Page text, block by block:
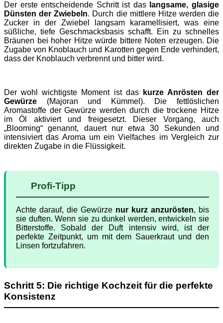
Der erste entscheidende Schritt ist das langsame, glasige
Dünsten der Zwiebeln. Durch die mittlere Hitze werden die
Zucker in der Zwiebel langsam karamellisiert, was eine
süßliche, tiefe Geschmacksbasis schafft. Ein zu schnelles
Bräunen bei hoher Hitze würde bittere Noten erzeugen. Die
Zugabe von Knoblauch und Karotten gegen Ende verhindert,
dass der Knoblauch verbrennt und bitter wird.
Der wohl wichtigste Moment ist das
kurze Anrösten der
Gewürze (Majoran und Kümmel). Die fettlöslichen
Aromastoffe der Gewürze werden durch die trockene Hitze
im Öl aktiviert und freigesetzt. Dieser Vorgang, auch
„Blooming“ genannt, dauert nur etwa 30 Sekunden und
intensiviert das Aroma um ein Vielfaches im Vergleich zur
direkten Zugabe in die Flüssigkeit.
Profi-Tipp
Achte darauf, die Gewürze nur kurz anzurösten, bis
sie duften. Wenn sie zu dunkel werden, entwickeln sie
Bitterstoffe. Sobald der Duft intensiv wird, ist der
perfekte Zeitpunkt, um mit dem Sauerkraut und den
Linsen fortzufahren.
Schritt 5: Die richtige Kochzeit für die perfekte
Konsistenz